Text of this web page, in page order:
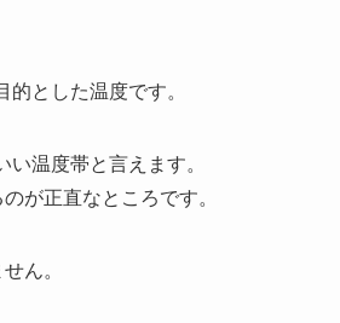
とした温度です。
温度帯と言えます。
が正直なところです。
ん。